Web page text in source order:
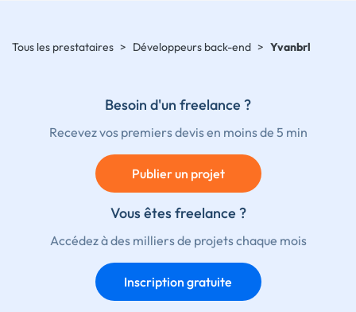
Tous les prestataires > Développeurs back-end > Yvanbrl
Besoin d'un freelance ?
Recevez vos premiers devis en moins de 5 min
Publier un projet
Vous êtes freelance ?
Accédez à des milliers de projets chaque mois
Inscription gratuite